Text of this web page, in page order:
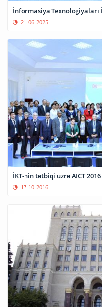
İnformasiya
21-06-2025
İKT-nin tətbiqi üzrə AICT
17-10-2016